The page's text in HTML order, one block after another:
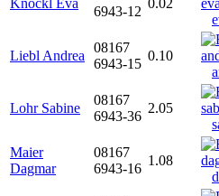
Knöckl Eva
6943-12
0.02
Liebl Andrea
08167
6943-15
0.10
Lohr Sabine
08167
6943-36
2.05
Maier
Dagmar
08167
6943-16
1.08